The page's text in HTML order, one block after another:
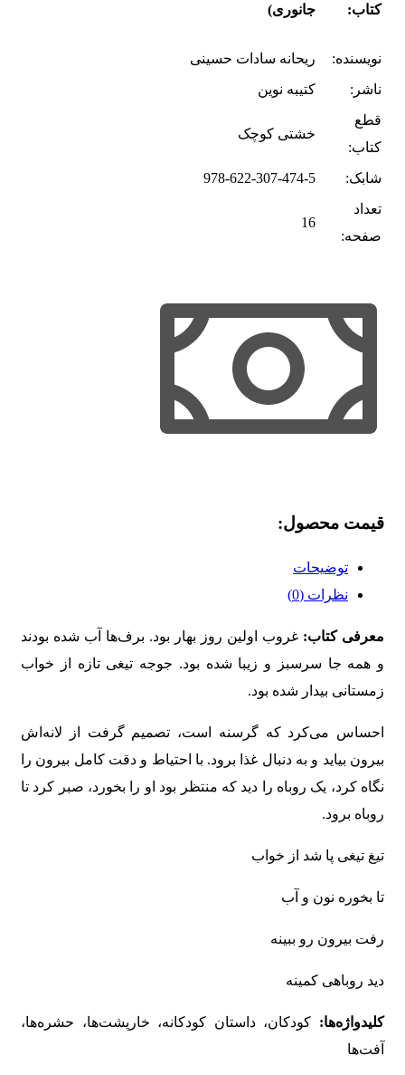
کتاب:
جانوری)
نویسنده:
ریحانه سادات حسینی
ناشر:
کتیبه نوین
قطع
کتاب:
خشتی کوچک
شابک:
978-622-307-474-5
تعداد
صفحه:
16
قیمت محصول:​
توضیحات
نظرات (0)
معرفی کتاب: غروب اولین روز بهار بود. برف‌ها آب شده بودند
و همه جا سرسبز و زیبا شده بود. جوجه تیغی تازه از خواب
زمستانی بیدار شده بود.
احساس می‌کرد که گرسنه است، تصمیم گرفت از لانه‌اش
بیرون بیاید و به دنبال غذا برود. با احتیاط و دقت کامل بیرون را
نگاه کرد، یک روباه را دید که منتظر بود او را بخورد، صبر کرد تا
روباه برود.
تیغ تیغی پا شد از خواب
تا بخوره نون و آب
رفت بیرون رو ببینه
دید روباهی کمینه
کلیدواژه‌ها: کودکان، داستان کودکانه، خارپشت‌ها، حشره‌ها،
آفت‌ها